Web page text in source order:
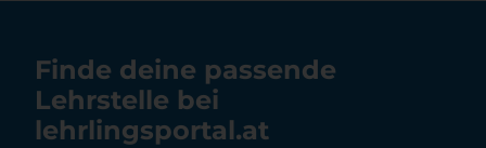
Finde deine passende
Lehrstelle bei
lehrlingsportal.at